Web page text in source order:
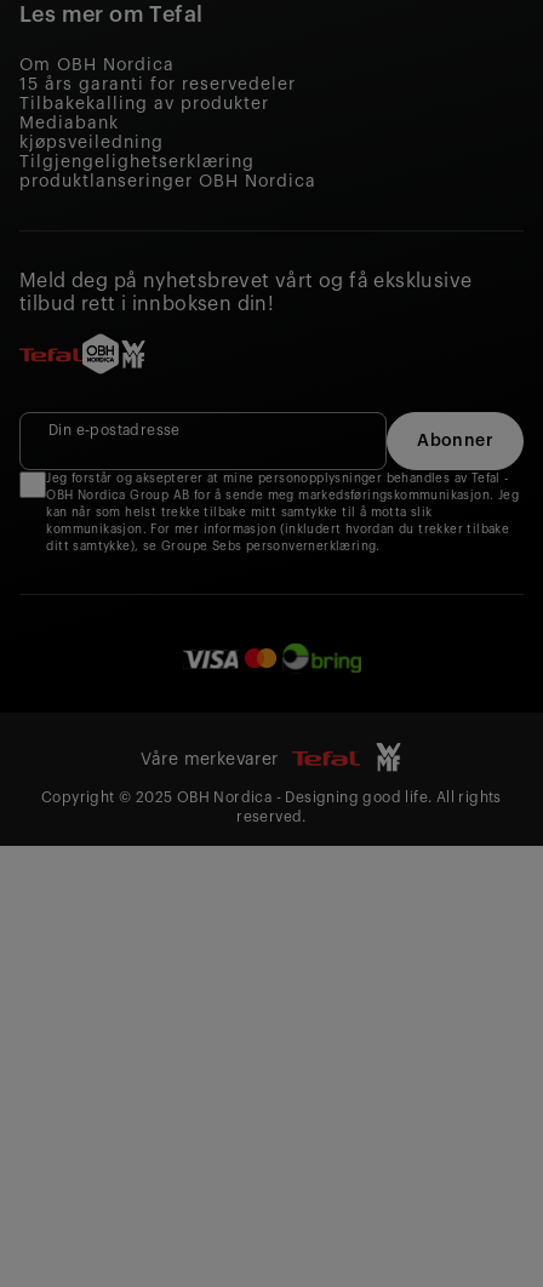
Les mer om Tefal
Om OBH Nordica
15 års garanti for reservedeler
Tilbakekalling av produkter
Mediabank
kjøpsveiledning
Tilgjengelighetserklæring
produktlanseringer OBH Nordica
Meld deg på nyhetsbrevet vårt og få eksklusive
tilbud rett i innboksen din!
Din e‑postadresse
Abonner
Jeg forstår og aksepterer at mine personopplysninger behandles av Tefal -
OBH Nordica Group AB for å sende meg markedsføringskommunikasjon. Jeg
kan når som helst trekke tilbake mitt samtykke til å motta slik
kommunikasjon. For mer informasjon (inkludert hvordan du trekker tilbake
ditt samtykke), se Groupe Sebs personvernerklæring.
Våre merkevarer
Copyright © 2025 OBH Nordica - Designing good life. All rights
reserved.